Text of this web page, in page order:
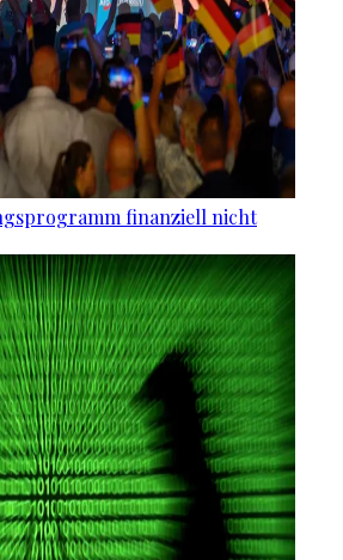
finanziell nicht